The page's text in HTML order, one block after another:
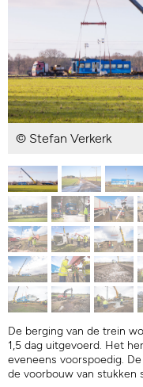
© Stefan Verkerk
De berging van de trein
1,5 dag uitgevoerd. Het
eveneens voorspoedig.
de voorbouw van stukken